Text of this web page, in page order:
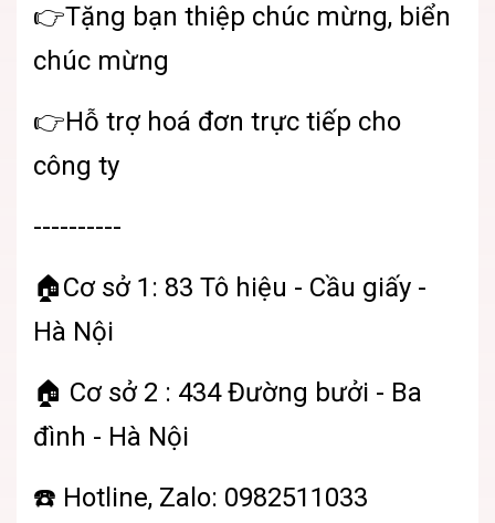
👉Tặng bạn thiệp chúc mừng, biển
chúc mừng
👉Hỗ trợ hoá đơn trực tiếp cho
công ty
----------
🏠Cơ sở 1: 83 Tô hiệu - Cầu giấy -
Hà Nội
🏠 Cơ sở 2 : 434 Đường bưởi - Ba
đình - Hà Nội
☎️ Hotline, Zalo: 0982511033